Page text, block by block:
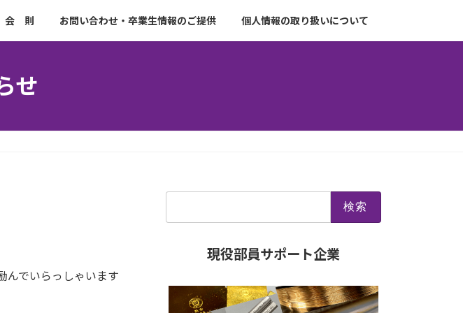
会 則 お問い合わせ・卒業生情報のご提供 個人情報の取り扱いについて
せ
んでいらっしゃいます
現役部員サポート企業